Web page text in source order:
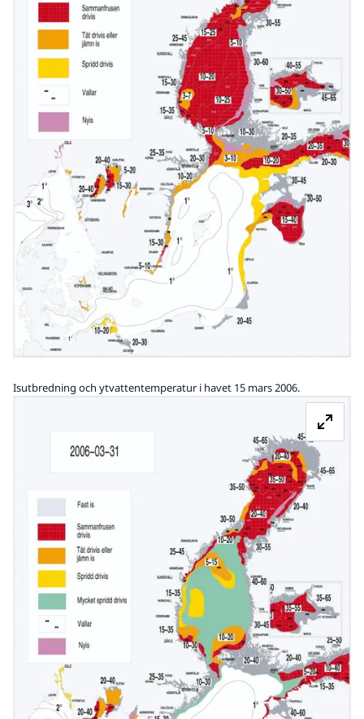
Isutbredning och ytvattentemperatur i havet 15 mars 2006.